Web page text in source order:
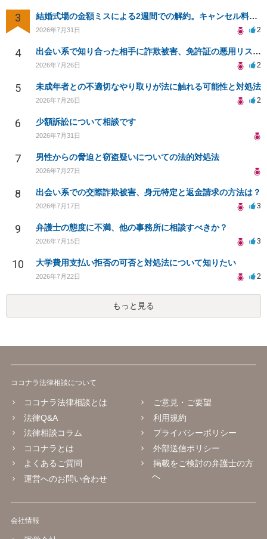
3 結婚式場の金額ミスによる2週間での解約。キャンセル料10万円の免除は可能か。
2026年7月31日 2
4 出会い系で知り合った相手に詐欺被害、免許証の悪用リスクと対策。
2026年7月26日 2
5 未成年者との不適切なやり取りが法に触れる可能性と対処法
2026年7月26日 2
6 少額訴訟について相談です
2026年7月31日
7 男性からの脅迫と窃盗疑いについての法的対処法
2026年7月27日
8 出会い系での交際詐欺被害、身元特定と返金請求の方法は？
2026年7月17日 3
9 弁護士の態度に不満、他の事務所に相談すべきか？
2026年7月15日 3
10 大学費用支払い拒否の可否と対処法について知りたい
2026年7月22日 2
もっと見る
ココナラ法律相談について
ココナラ法律相談とは
法律Q&A
法律相談コラム
ココナラとは
よくあるご質問
運営へのお問い合わせ
ご意見・ご要望
利用規約
プライバシーポリシー
外部送信ポリシー
掲載をご検討の弁護士の方
へ
会社情報